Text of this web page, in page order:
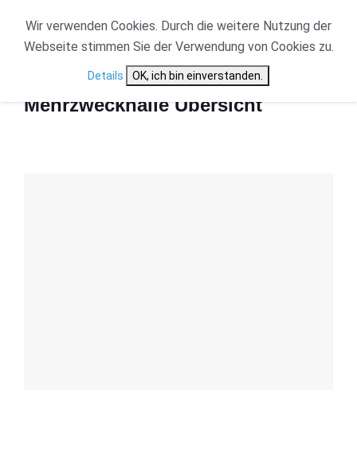
Mehrzweckhalle Übersicht
Mehrzweckhalle Übersicht
Wir verwenden Cookies. Durch die weitere Nutzung der
Webseite stimmen Sie der Verwendung von Cookies zu.
Details OK, ich bin einverstanden.